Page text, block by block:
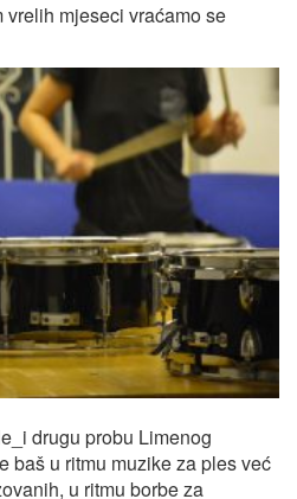
mjeseci vraćamo se
drugu probu Limenog
baš u ritmu muzike za ples već
u ritmu borbe za